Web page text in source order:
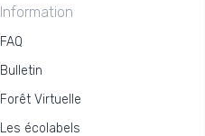
Information
FAQ
Bulletin
Forêt Virtuelle
Les écolabels